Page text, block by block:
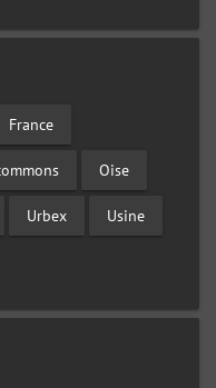
France
Oise
Urbex Usine